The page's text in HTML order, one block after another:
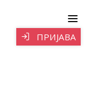
ПРИЈАВА